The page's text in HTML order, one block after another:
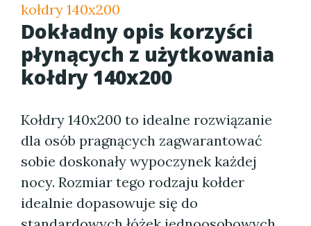
kołdry 140x200
Dokładny opis korzyści
płynących z użytkowania
kołdry 140x200
Kołdry 140x200 to idealne rozwiązanie
dla osób pragnących zagwarantować
sobie doskonały wypoczynek każdej
nocy. Rozmiar tego rodzaju kołder
idealnie dopasowuje się do